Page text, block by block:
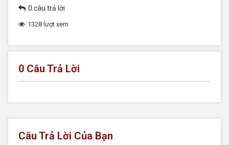
0 câu trả lời
1328 lượt xem
0 Câu Trả Lời
Câu Trả Lời Của Bạn